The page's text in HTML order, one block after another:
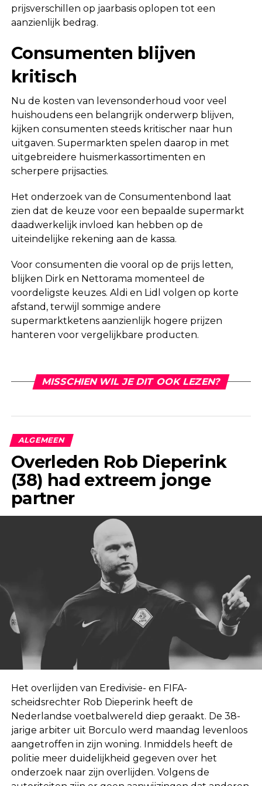
prijsverschillen op jaarbasis oplopen tot een
aanzienlijk bedrag.
Consumenten blijven
kritisch
Nu de kosten van levensonderhoud voor veel
huishoudens een belangrijk onderwerp blijven,
kijken consumenten steeds kritischer naar hun
uitgaven. Supermarkten spelen daarop in met
uitgebreidere huismerkassortimenten en
scherpere prijsacties.
Het onderzoek van de Consumentenbond laat
zien dat de keuze voor een bepaalde supermarkt
daadwerkelijk invloed kan hebben op de
uiteindelijke rekening aan de kassa.
Voor consumenten die vooral op de prijs letten,
blijken Dirk en Nettorama momenteel de
voordeligste keuzes. Aldi en Lidl volgen op korte
afstand, terwijl sommige andere
supermarktketens aanzienlijk hogere prijzen
hanteren voor vergelijkbare producten.
MISSCHIEN WIL JE DIT OOK LEZEN?
ALGEMEEN
Overleden Rob Dieperink
(38) had extreem jonge
partner
Het overlijden van Eredivisie- en FIFA-
scheidsrechter Rob Dieperink heeft de
Nederlandse voetbalwereld diep geraakt. De 38-
jarige arbiter uit Borculo werd maandag levenloos
aangetroffen in zijn woning. Inmiddels heeft de
politie meer duidelijkheid gegeven over het
onderzoek naar zijn overlijden. Volgens de